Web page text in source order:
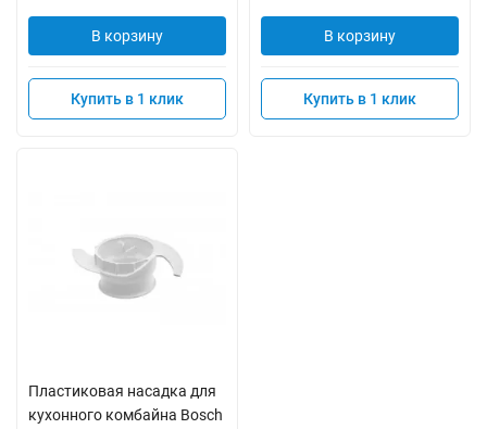
В корзину
Купить в 1 клик
В корзину
Купить в 1 клик
Пластиковая насадка для
кухонного комбайна Bosch